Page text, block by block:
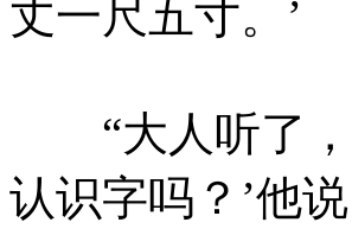
丈一尺五寸。’
“大人听了，
认识字吗？’他